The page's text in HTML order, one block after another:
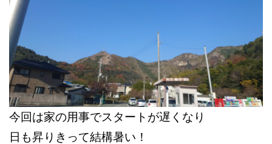
今回は家の用事でスタートが遅くなり
日も昇りきって結構暑い！